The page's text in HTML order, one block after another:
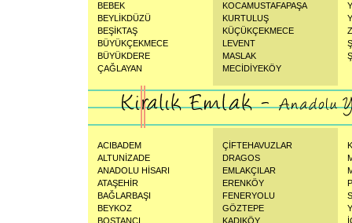
BEBEK
BEYLİKDÜZÜ
BEŞİKTAŞ
BÜYÜKÇEKMECE
BÜYÜKDERE
ÇAĞLAYAN
KOCAMUSTAFAPAŞA
KURTULUŞ
KÜÇÜKÇEKMECE
LEVENT
MASLAK
MECİDİYEKÖY
ACIBADEM
ALTUNİZADE
ANADOLU HİSARI
ATAŞEHİR
BAĞLARBAŞI
BEYKOZ
BOSTANCI
ÇİFTEHAVUZLAR
DRAGOS
EMLAKÇILAR
ERENKÖY
FENERYOLU
GÖZTEPE
KADIKÖY